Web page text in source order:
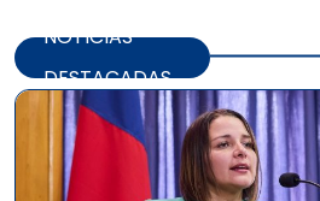
NOTICIAS
DESTACADAS